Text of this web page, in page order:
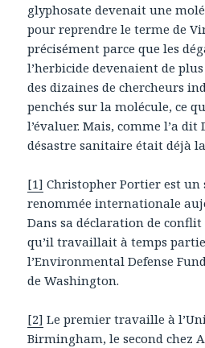
glyphosate devenait une
pour reprendre le terme de
précisément parce que les
l’herbicide devenaient de
des dizaines de chercheurs
penchés sur la molécule, ce
l’évaluer. Mais, comme l’a
désastre sanitaire était déjà
[1] Christopher Portier est un
renommée internationale
Dans sa déclaration de
qu’il travaillait à temps
l’Environmental Defense
de Washington.
[2] Le premier travaille à
Birmingham, le second chez